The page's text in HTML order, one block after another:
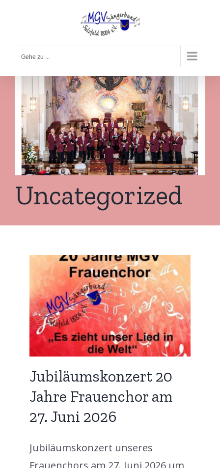
springen
Gehe zu ...
Uncategorized
Jubiläumskonzert 20
Jahre Frauenchor am
27. Juni 2026
Jubiläumskonzert unseres
Frauenchors am 27. Juni 2026 um